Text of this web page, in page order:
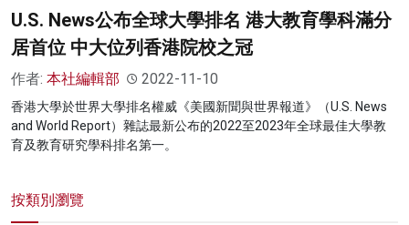
U.S. News公布全球大學排名 港大教育學科滿分
居首位 中大位列香港院校之冠
作者: 本社編輯部 2022-11-10
香港大學於世界大學排名權威《美國新聞與世界報道》（U.S. News
and World Report）雜誌最新公布的2022至2023年全球最佳大學教
育及教育研究學科排名第一。
按類別瀏覽